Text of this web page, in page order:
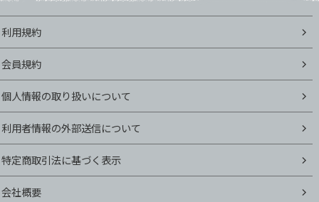
利用規約
会員規約
個人情報の取り扱いについて
利用者情報の外部送信について
特定商取引法に基づく表示
会社概要